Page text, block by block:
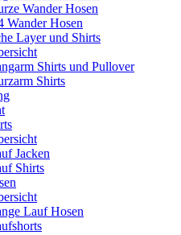
Wander Hosen
Wander Hosen
Layer und Shirts
Shirts und Pullover
Shirts
Jacken
Shirts
Lauf Hosen